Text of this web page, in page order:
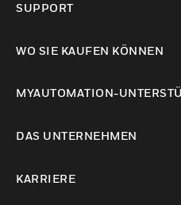
SUPPORT
WO SIE KAUFEN KÖNNEN
MYAUTOMATION-
DAS UNTERNEHMEN
KARRIERE